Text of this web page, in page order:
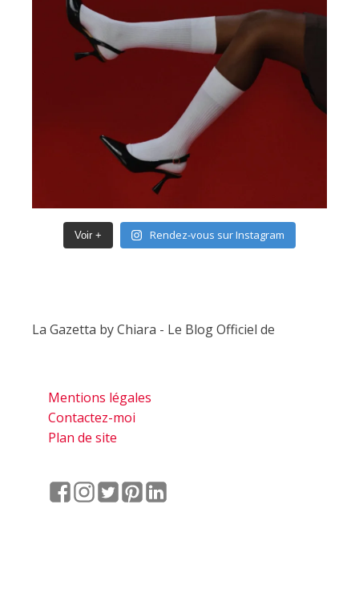
Voir + Rendez-vous sur Instagram
La Gazetta by Chiara - Le Blog Officiel de
Mentions légales
Contactez-moi
Plan de site